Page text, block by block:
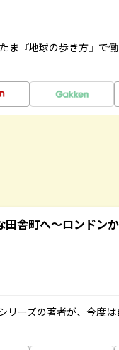
ま『地球の歩き方』で
舎町へ～ロンドン
ーズの著者が、今度